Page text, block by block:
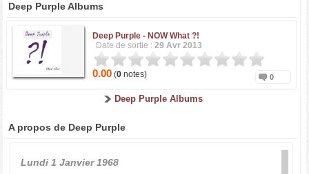
Deep Purple Albums
Deep Purple - NOW What ?!
Date de sortie :29 Avr 2013
0.00 (0 notes) 0
Deep Purple Albums
A propos de Deep Purple
Lundi 1 Janvier 1968